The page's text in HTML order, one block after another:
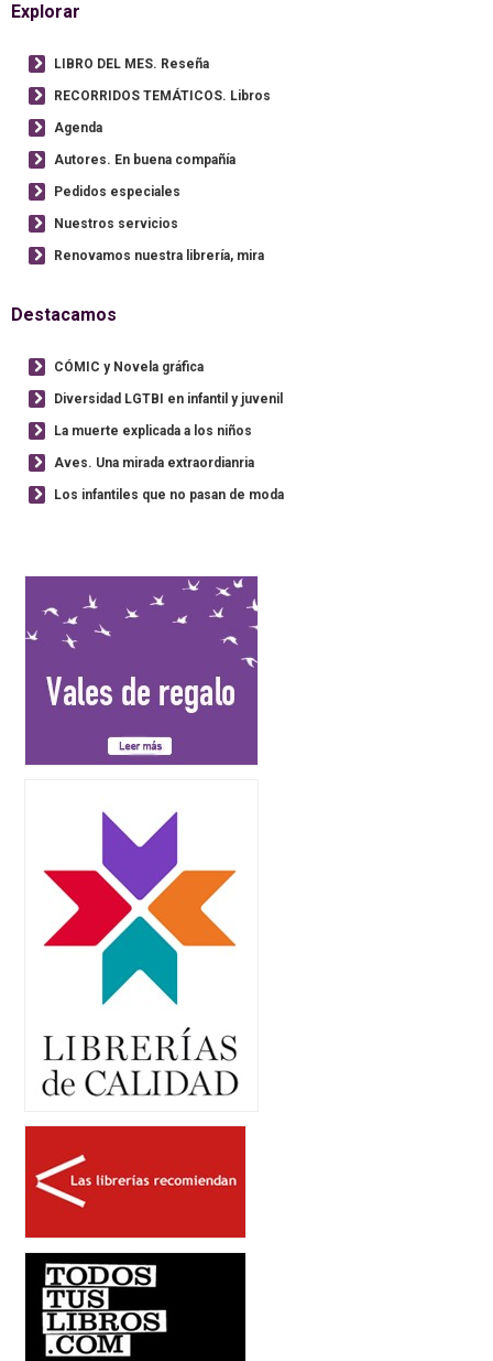
Explorar
LIBRO DEL MES. Reseña
RECORRIDOS TEMÁTICOS. Libros
Agenda
Autores. En buena compañía
Pedidos especiales
Nuestros servicios
Renovamos nuestra librería, mira
Destacamos
CÓMIC y Novela gráfica
Diversidad LGTBI en infantil y juvenil
La muerte explicada a los niños
Aves. Una mirada extraordianria
Los infantiles que no pasan de moda